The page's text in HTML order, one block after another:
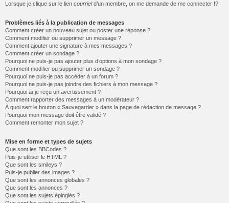
Lorsque je clique sur le lien courrield’un membre, on me demande de me connecter !?
Problèmes liés à la publication de messages
Comment créer un nouveau sujet ou poster une réponse ?
Comment modifier ou supprimer un message ?
Comment ajouter une signature à mes messages ?
Comment créer un sondage ?
Pourquoi ne puis-je pas ajouter plus d’options à mon sondage ?
Comment modifier ou supprimer un sondage ?
Pourquoi ne puis-je pas accéder à un forum ?
Pourquoi ne puis-je pas joindre des fichiers à mon message ?
Pourquoi ai-je reçu un avertissement ?
Comment rapporter des messages à un modérateur ?
À quoi sert le bouton « Sauvegarder » dans la page de rédaction de message ?
Pourquoi mon message doit être validé ?
Comment remonter mon sujet ?
Mise en forme et types de sujets
Que sont les BBCodes ?
Puis-je utiliser le HTML ?
Que sont les smileys ?
Puis-je publier des images ?
Que sont les annonces globales ?
Que sont les annonces ?
Que sont les sujets épinglés ?